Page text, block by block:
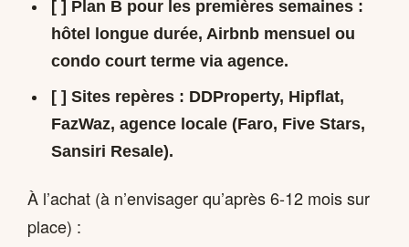
[ ] Plan B pour les premières semaines :
hôtel longue durée, Airbnb mensuel ou
condo court terme via agence.
[ ] Sites repères : DDProperty, Hipflat,
FazWaz, agence locale (Faro, Five Stars,
Sansiri Resale).
À l’achat (à n’envisager qu’après 6-12 mois sur
place) :